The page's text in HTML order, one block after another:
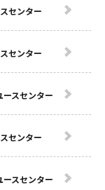
センター
センター
ースセンター
センター
ースセンター